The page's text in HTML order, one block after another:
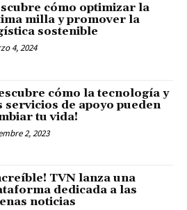
cómo optimizar la
milla y promover la
sostenible
4, 2024
cómo la tecnología y
servicios de apoyo pueden
tu vida!
2, 2023
TVN lanza una
dedicada a las
noticias